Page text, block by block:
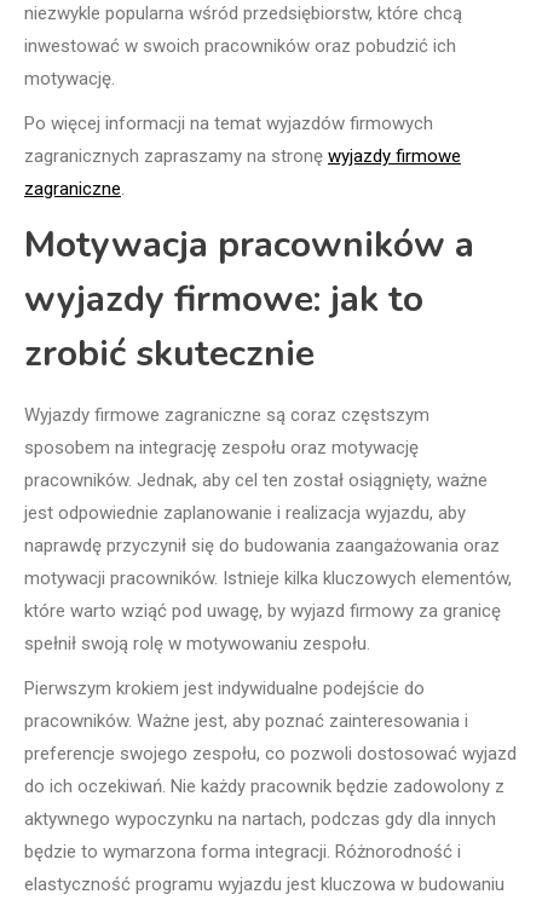
niezwykle popularna wśród przedsiębiorstw, które chcą
inwestować w swoich pracowników oraz pobudzić ich
motywację.
Po więcej informacji na temat wyjazdów firmowych
zagranicznych zapraszamy na stronę wyjazdy firmowe
zagraniczne.
Motywacja pracowników a
wyjazdy firmowe: jak to
zrobić skutecznie
Wyjazdy firmowe zagraniczne są coraz częstszym
sposobem na integrację zespołu oraz motywację
pracowników. Jednak, aby cel ten został osiągnięty, ważne
jest odpowiednie zaplanowanie i realizacja wyjazdu, aby
naprawdę przyczynił się do budowania zaangażowania oraz
motywacji pracowników. Istnieje kilka kluczowych elementów,
które warto wziąć pod uwagę, by wyjazd firmowy za granicę
spełnił swoją rolę w motywowaniu zespołu.
Pierwszym krokiem jest indywidualne podejście do
pracowników. Ważne jest, aby poznać zainteresowania i
preferencje swojego zespołu, co pozwoli dostosować wyjazd
do ich oczekiwań. Nie każdy pracownik będzie zadowolony z
aktywnego wypoczynku na nartach, podczas gdy dla innych
będzie to wymarzona forma integracji. Różnorodność i
elastyczność programu wyjazdu jest kluczowa w budowaniu